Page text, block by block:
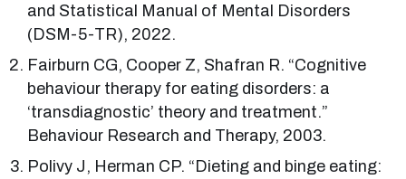
and Statistical Manual of Mental Disorders
(DSM-5-TR), 2022.
Fairburn CG, Cooper Z, Shafran R. “Cognitive
behaviour therapy for eating disorders: a
‘transdiagnostic’ theory and treatment.”
Behaviour Research and Therapy, 2003.
Polivy J, Herman CP. “Dieting and binge eating: